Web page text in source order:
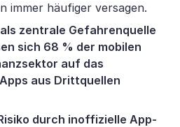
immer häufiger versagen.
zentrale Gefahrenquelle
sich 68 % der mobilen
auf das
aus Drittquellen
durch inoffizielle App-